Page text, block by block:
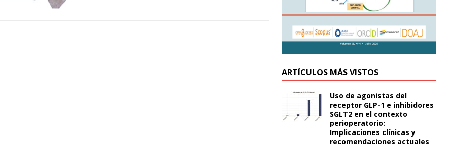
ARTÍCULOS MÁS VISTOS
Uso de agonistas del
receptor GLP-1 e inhibidores
SGLT2 en el contexto
perioperatorio:
Implicaciones clínicas y
recomendaciones actuales